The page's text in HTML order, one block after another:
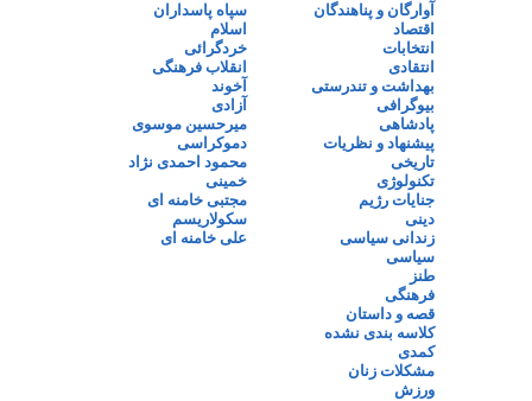
آوارگان و پناهندگان
اقتصاد
انتخابات
انتقادی
بهداشت و تندرستی
بیوگرافی
پادشاهی
پیشنهاد و نظریات
تاریخی
تکنولوژی
جنایات رژیم
دینی
زندانی سیاسی
سیاسی
طنز
فرهنگی
قصه و داستان
کلاسه بندی نشده
کمدی
مشکلات زنان
ورزش
سپاه پاسداران
اسلام
خردگرائی
انقلاب فرهنگی
آخوند
آزادی
میرحسین موسوی
دموکراسی
محمود احمدی نژاد
خمینی
مجتبی خامنه ای
سکولاریسم
علی خامنه ای